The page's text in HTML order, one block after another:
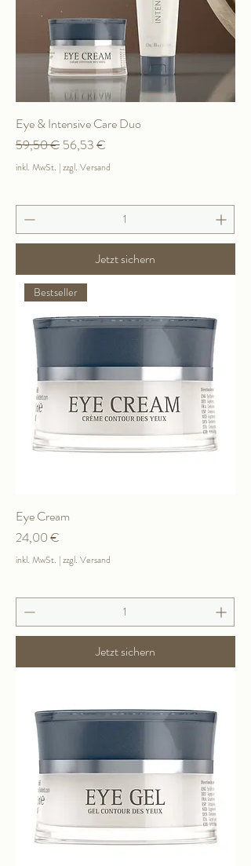
Eye & Intensive Care Duo
Standardpreis
59,50 € Sale-Preis
56,53 €
inkl. MwSt. |zzgl. Versand
Jetzt sichern
Bestseller
Eye Cream
Preis
24,00 €
inkl. MwSt. |zzgl. Versand
Jetzt sichern